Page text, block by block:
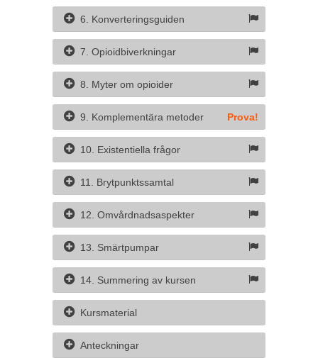
6. Konverteringsguiden
7. Opioidbiverkningar
8. Myter om opioider
9. Komplementära metoder Prova!
10. Existentiella frågor
11. Brytpunktssamtal
12. Omvårdnadsaspekter
13. Smärtpumpar
14. Summering av kursen
Kursmaterial
Anteckningar